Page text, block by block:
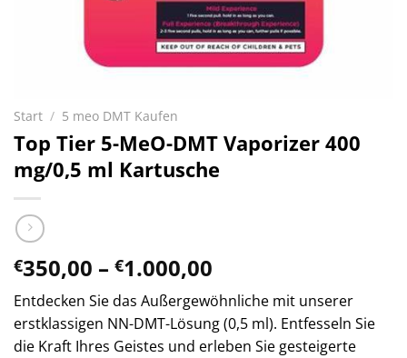
Start / 5 meo DMT Kaufen
Top Tier 5-MeO-DMT Vaporizer 400
mg/0,5 ml Kartusche
€350,00 – €1.000,00
€350,00
bis
€1.000,00
Entdecken Sie das Außergewöhnliche mit unserer
erstklassigen NN-DMT-Lösung (0,5 ml). Entfesseln Sie
die Kraft Ihres Geistes und erleben Sie gesteigerte